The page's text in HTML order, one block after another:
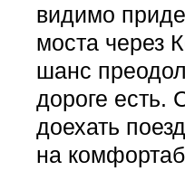
видимо
моста через
шанс
дороге есть.
доехать
на